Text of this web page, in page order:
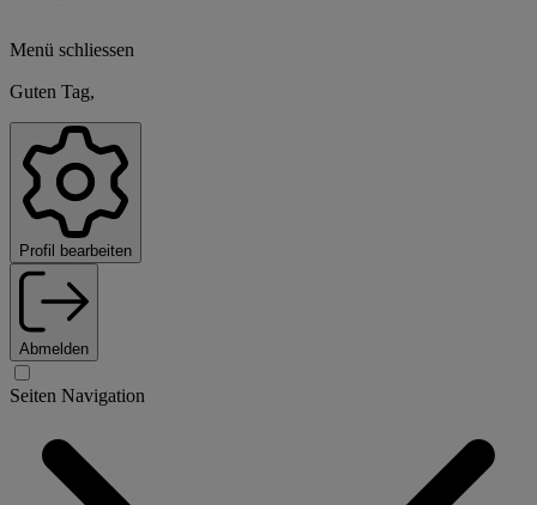
Menü schliessen
Guten Tag,
Profil bearbeiten
Abmelden
Seiten Navigation